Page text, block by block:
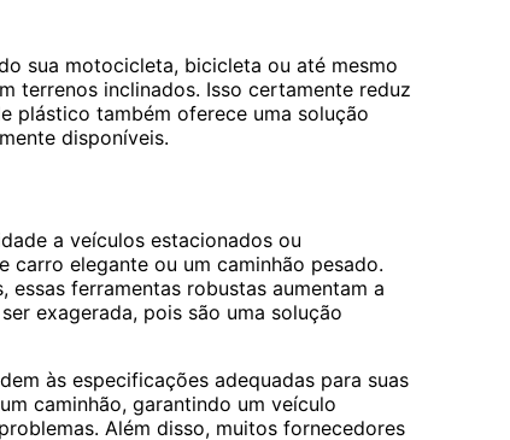
sua motocicleta, bicicleta ou até mesmo
terrenos inclinados. Isso certamente reduz
plástico também oferece uma solução
disponíveis.
a veículos estacionados ou
elegante ou um caminhão pesado.
ferramentas robustas aumentam a
exagerada, pois são uma solução
às especificações adequadas para suas
caminhão, garantindo um veículo
Além disso, muitos fornecedores